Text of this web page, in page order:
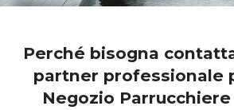
Perché bisogna
partner professionale
Negozio Parrucchiere